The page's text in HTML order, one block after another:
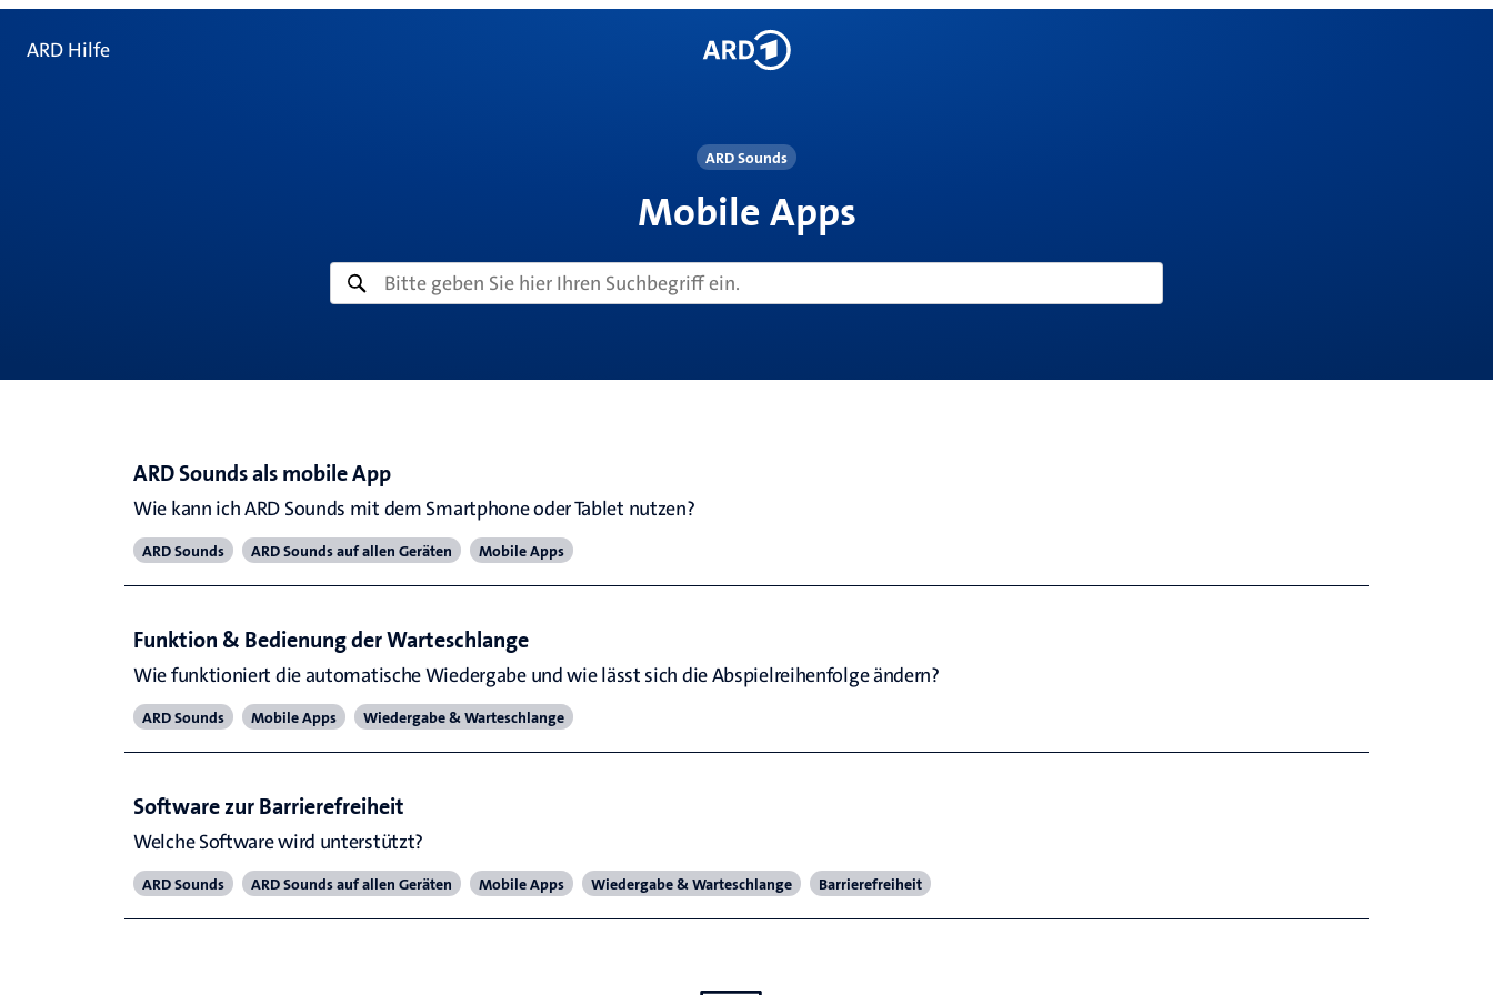
ARD Hilfe
ARD Sounds
Mobile Apps
ARD Sounds als mobile App
Wie kann ich ARD Sounds mit dem Smartphone oder Tablet nutzen?
ARD Sounds ARD Sounds auf allen Geräten Mobile Apps
Funktion & Bedienung der Warteschlange
Wie funktioniert die automatische Wiedergabe und wie lässt sich die Abspielreihenfolge ändern?
ARD Sounds Mobile Apps Wiedergabe & Warteschlange
Software zur Barrierefreiheit
Welche Software wird unterstützt?
ARD Sounds ARD Sounds auf allen Geräten Mobile Apps Wiedergabe & Warteschlange Barrierefreiheit